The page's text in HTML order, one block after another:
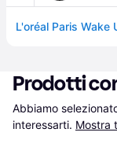
Prodotti
Abbiamo
interessarti. Mostra